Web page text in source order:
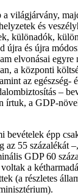
világjárvány,
és
különadók,
újra és újra
elvonásai egyre
a központi
az egészség-
–
írtuk, a GDP-
bevételek épp
az 55 százalékát
GDP 60
a
(a részletes